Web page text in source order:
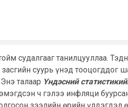
судалгааг танилцууллаа.
суурь үнэд тооцогддог
талаар Үндэсний
ч гэлээ инфляци
зээлийн өрийн үлдэгдэл